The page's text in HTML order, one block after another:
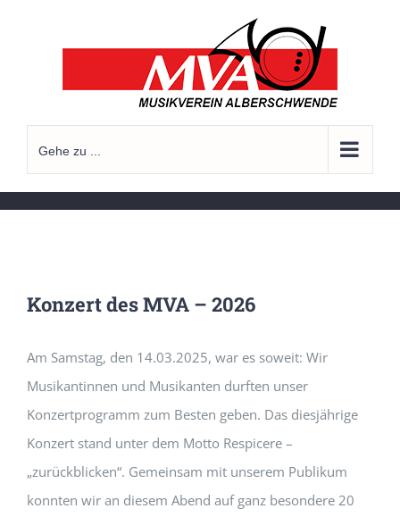
Gehe zu ...
Konzert des MVA – 2026
Am Samstag, den 14.03.2025, war es soweit: Wir
Musikantinnen und Musikanten durften unser
Konzertprogramm zum Besten geben. Das diesjährige
Konzert stand unter dem Motto Respicere –
„zurückblicken“. Gemeinsam mit unserem Publikum
konnten wir an diesem Abend auf ganz besondere 20